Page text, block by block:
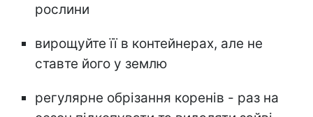
рослини
вирощуйте її в контейнерах, але не
ставте його у землю
регулярне обрізання коренів - раз на